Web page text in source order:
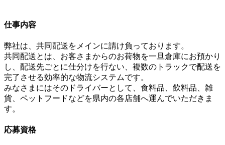
仕事内容
弊社は、共同配送をメインに請け負っております。
共同配送とは、お客さまからのお荷物を一旦倉庫にお預かり
し、配送先ごとに仕分けを行ない、複数のトラックで配送を
完了させる効率的な物流システムです。
みなさまにはそのドライバーとして、食料品、飲料品、雑
貨、ペットフードなどを県内の各店舗へ運んでいただきま
す。
応募資格